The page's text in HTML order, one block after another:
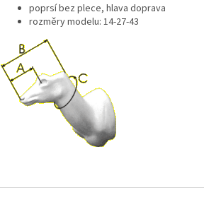
poprsí bez plece, hlava doprava
rozměry modelu: 14-27-43